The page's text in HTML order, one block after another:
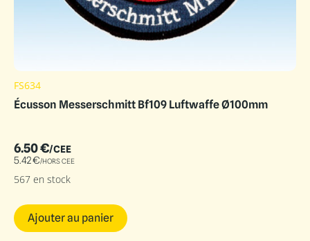
FS634
Écusson Messerschmitt Bf109 Luftwaffe Ø100mm
6.50€/CEE
5.42€/HORS CEE
567 en stock
Ajouter au panier